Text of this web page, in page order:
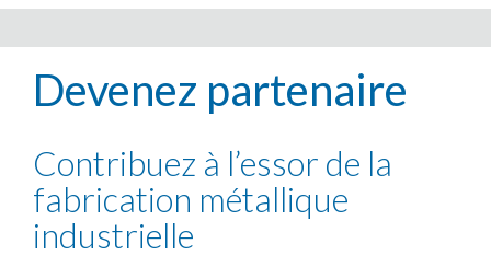
Devenez partenaire
Contribuez à l’essor de la
fabrication métallique
industrielle